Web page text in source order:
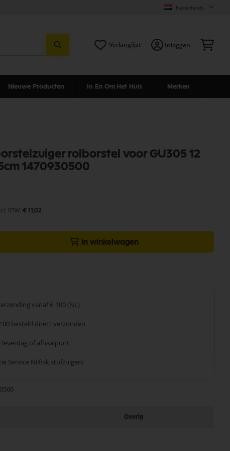
Nederlands
Verlanglijst Inloggen
Nieuwe Producten In En Om Het Huis Merken
rolborstel voor GU305 12
1470930500
€ 11,02
In winkelwagen
vanaf € 100 (NL)
besteld direct verzonden
leverdag of afhaalpunt
Service Nilfisk stofzuigers
Overig